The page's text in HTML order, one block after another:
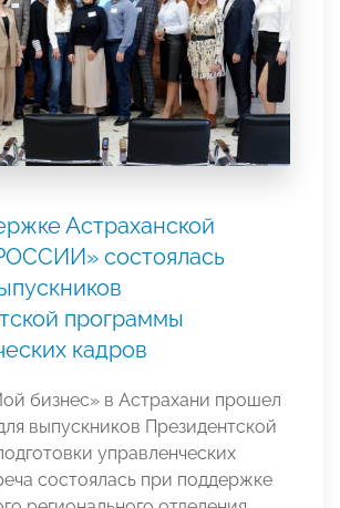
Астраханской
состоялась
программы
кадров
бизнес» в Астрахани прошел
выпускников Президентской
управленческих
состоялась при поддержке